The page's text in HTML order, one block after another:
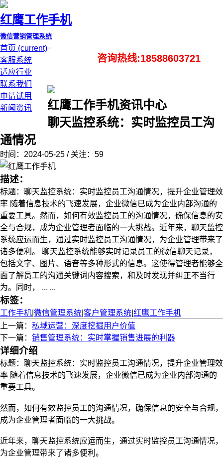
红鹰工作手机
微信营销管理系统
首页 (current)
客服系统
适应行业
联系我们
申请试用
新闻资讯
咨询热线:18588603721
红鹰工作手机资讯中心
聊天监控系统：实时监控员工沟
通情况
时间：2024-05-25 / 关注：59
描述：
标题：聊天监控系统：实时监控员工沟通情况，提升企业管理效
率 随着信息技术的飞速发展，企业微信已成为企业内部沟通的
重要工具。然而，如何有效监控员工的沟通情况，确保信息的安
全与合规，成为企业管理者面临的一大挑战。近年来，聊天监控
系统应运而生，通过实时监控员工沟通情况，为企业管理带来了
诸多便利。 聊天监控系统能够实时记录员工的微信聊天记录，
包括文字、图片、语音等多种形式的信息。这使得管理者能够全
面了解员工的沟通关键词内容搜索，和及时发现并纠正不当行
为。同时， ... ...
标签：
工作手机 微信管理系统 客户管理系统 红鹰工作手机
上一篇： 私域运营：深度挖掘用户价值
下一篇： 销售管理系统：实时掌握销售进展的利器
详细介绍
标题：聊天监控系统：实时监控员工沟通情况，提升企业管理效
率 随着信息技术的飞速发展，企业微信已成为企业内部沟通的
重要工具。
然而，如何有效监控员工的沟通情况，确保信息的安全与合规，
成为企业管理者面临的一大挑战。
近年来，聊天监控系统应运而生，通过实时监控员工沟通情况，
为企业管理带来了诸多便利。